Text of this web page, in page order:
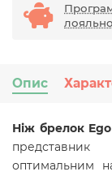
Опис
Ніж брелок
оптимальним